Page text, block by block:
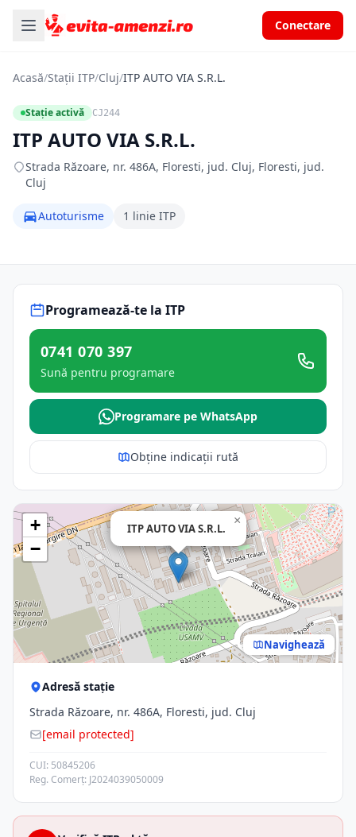
Conectare
Acasă/Stații ITP/Cluj/ITP AUTO VIA S.R.L.
Stație activă CJ244
ITP AUTO VIA S.R.L.
Strada Răzoare, nr. 486A, Floresti, jud. Cluj, Floresti, jud.
Cluj
Autoturisme 1 linie ITP
Programează-te la ITP
0741 070 397
Sună pentru programare
Programare pe WhatsApp
Obține indicații rută
ITP AUTO VIA S.R.L.
×
+
−
Navighează
Adresă stație
Strada Răzoare, nr. 486A, Floresti, jud. Cluj
[email protected]
CUI: 50845206
Reg. Comerț: J2024039050009